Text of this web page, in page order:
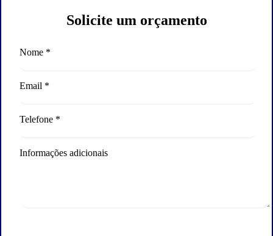
Solicite um orçamento
Nome *
Email *
Telefone *
Informações adicionais